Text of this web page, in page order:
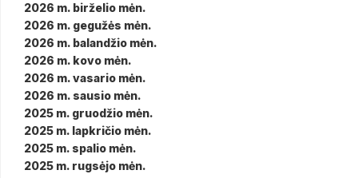
2026 m. birželio mėn.
2026 m. gegužės mėn.
2026 m. balandžio mėn.
2026 m. kovo mėn.
2026 m. vasario mėn.
2026 m. sausio mėn.
2025 m. gruodžio mėn.
2025 m. lapkričio mėn.
2025 m. spalio mėn.
2025 m. rugsėjo mėn.